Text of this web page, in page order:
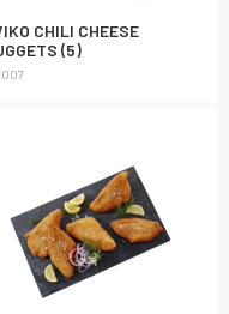
CHILI CHEESE
(5)